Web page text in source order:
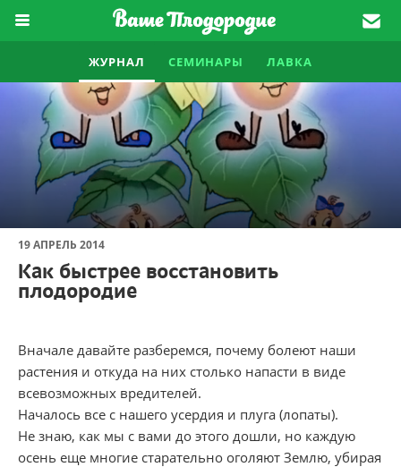
ЖУРНАЛ СЕМИНАРЫ ЛАВКА
19 АПРЕЛЬ 2014
Как быстрее восстановить
плодородие
Вначале давайте разберемся, почему болеют наши
растения и откуда на них столько напасти в виде
всевозможных вредителей.
Началось все с нашего усердия и плуга (лопаты).
Не знаю, как мы с вами до этого дошли, но каждую
осень еще многие старательно оголяют Землю, убирая